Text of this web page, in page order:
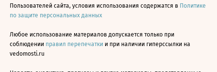
Пользователей сайта, условия использования содержатся в Политике
по защите персональных данных
Любое использование материалов допускается только при
соблюдении правил перепечатки и при наличии гиперссылки на
vedomosti.ru